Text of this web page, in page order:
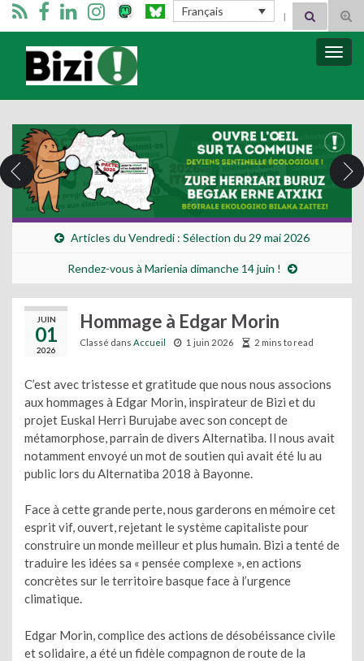
Français Search for:
Bizimugi
Articles du Vendredi : Sélection du 29 mai 2026
Rendez-vous à Marienia dimanche 14 juin !
JUIN
01
2026
Hommage à Edgar Morin
Classé dans Accueil 1 juin 2026 2 mins to read
C’est avec tristesse et gratitude que nous nous associons
aux hommages à Edgar Morin, inspirateur de Bizi et du
projet Euskal Herri Burujabe avec son concept de
métamorphose, parrain de divers Alternatiba. Il nous avait
notamment envoyé un mot de soutien qui avait été lu au
public lors du Alternatiba 2018 à Bayonne.
Face à cette grande perte, nous garderons en mémoire cet
esprit vif, ouvert, rejetant le système capitaliste pour
construire un monde meilleur et plus humain. Bizi a tenté de
traduire les idées sa « pensée complexe », en actions
concrètes sur le territoire basque face à l’urgence
climatique.
Edgar Morin, complice des actions de désobéissance civile
et solidaire, a été un fidèle compagnon de route de la